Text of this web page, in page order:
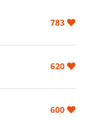
783
620
600